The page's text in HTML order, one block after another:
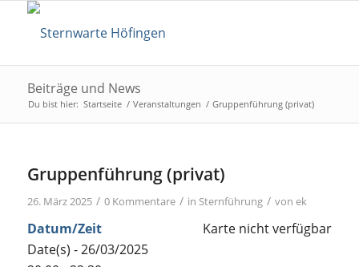
Beiträge und News
Du bist hier: Startseite / Veranstaltungen / Gruppenführung (privat)
Gruppenführung (privat)
26. März 2025 / 0 Kommentare / in Sternführung / von ek
Karte nicht verfügbar
Datum/Zeit
Date(s) - 26/03/2025